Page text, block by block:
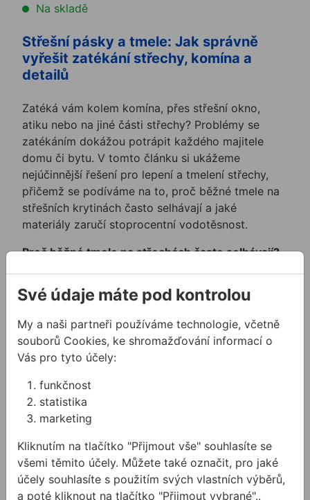
Na skladě
Střešní pásky a tmele: Jak správně
vyřešit zatékání střechy, komína a
detailů
Zatéká vám kolem komína, přes střešní okno,
atiku nebo na jiné části střechy? Problémy se
zatékáním dokážou potrápit každého majitele
domu či bytu. V tomto článku si ukážeme
nejúčinnější řešení pro lepení a tmelení střechy,
přičemž se podíváme na to, proč běžné tmele na
střešních krytinách často selhávají a jaké
materiály zaručí stoprocentní vodotěsnost.
Proč běžné tmele na střechách často selhávají?
lepenka, asfaltový šindel) či různá střešní
asfalt a bitumen jsou materiály, na kterých běžná
lepidla a tmele nedrží.
polyuretanový tmel (který se jinak skvěle hodí na
klempířinu, rýny, okapy či oplechování atiky) nebo
běžný silikonový tmel, s velkou pravděpodobností
zjistíte, že spoj nedrží. V důsledku chemické
reakce a minimální přilnavosti k podkladu se tmel
po čase odtrhne. Silikon je sice pružnější, ale jeho
adheze na asfaltu je téměř nulová. Pro efektivní
Své údaje máte pod kontrolou
My a naši partneři používáme technologie, včetně
souborů Cookies, ke shromažďování informací o
Vás pro tyto účely:
funkčnost
statistika
marketing
Kliknutím na tlačítko "Přijmout vše" souhlasíte se
všemi těmito účely. Můžete také označit, pro jaké
účely souhlasíte s použitím svých vlastních výběrů,
a poté kliknout na tlačítko "Přijmout vybrané"..